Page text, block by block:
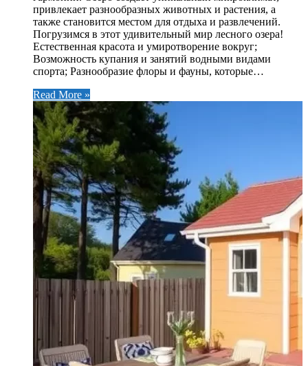
привлекает разнообразных животных и растения, а
также становится местом для отдыха и развлечений.
Погрузимся в этот удивительный мир лесного озера!
Естественная красота и умиротворение вокруг;
Возможность купания и занятий водными видами
спорта; Разнообразие флоры и фауны, которые…
Read More »